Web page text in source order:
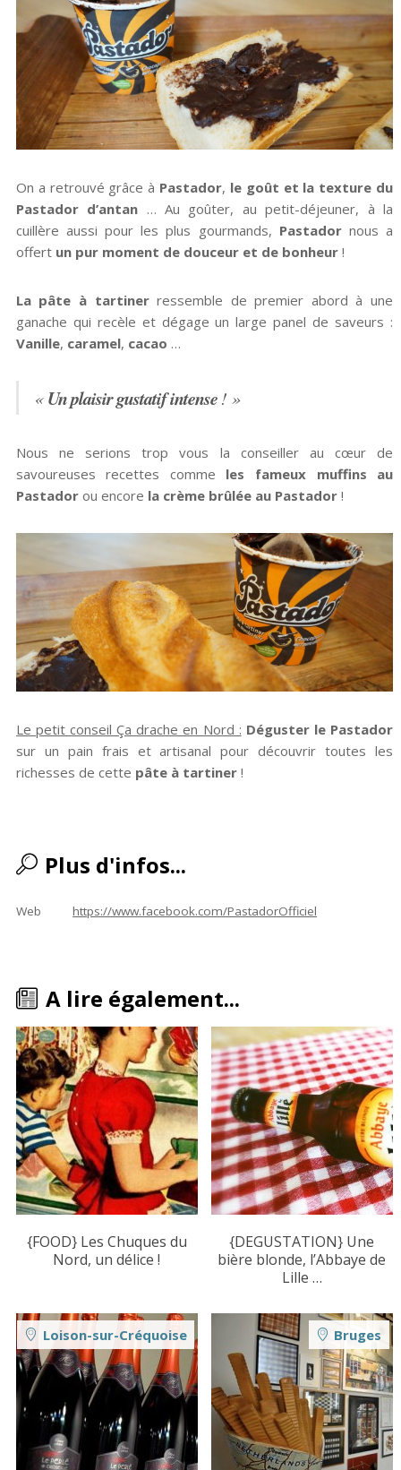
On a retrouvé grâce à Pastador, le goût et la texture du
Pastador d’antan … Au goûter, au petit-déjeuner, à la
cuillère aussi pour les plus gourmands, Pastadornous a
offert un pur moment de douceur et de bonheur!
La pâte à tartinerressemble de premier abord à une
ganache qui recèle et dégage un large panel de saveurs :
Vanille, caramel, cacao …
«Un plaisir gustatif intense! »
Nous ne serions trop vous la conseiller au cœur de
savoureuses recettes comme les fameux muffins au
Pastadorou encore la crème brûlée au Pastador!
Le petit conseil Ça drache en Nord : Déguster le Pastador
sur un pain frais et artisanal pour découvrir toutes les
richesses de cette pâte à tartiner!
Plus d'infos...
Web https://www.facebook.com/PastadorOfficiel
A lire également...
{FOOD} Les Chuques du
Nord, un délice !
{DEGUSTATION} Une
bière blonde, l’Abbaye de
Lille …
Loison-sur-Créquoise Bruges